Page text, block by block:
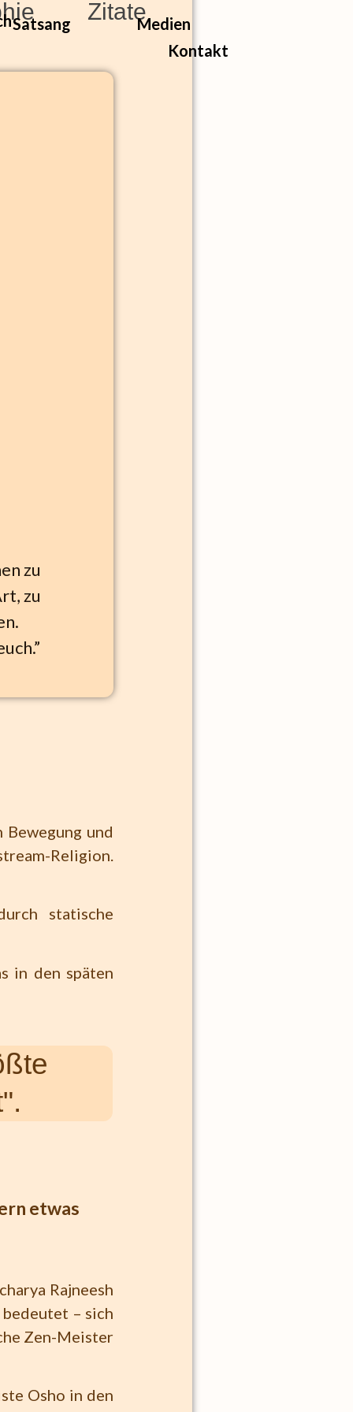
Satsang
Medien
Kontakt
Zitate
zu
zu
und
Religion.
statische
in den späten
etwas
Rajneesh
bedeutet – sich
Zen-Meister
Osho in den